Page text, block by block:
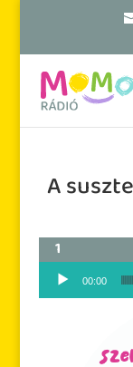
A
Audió lejátszó
00:00